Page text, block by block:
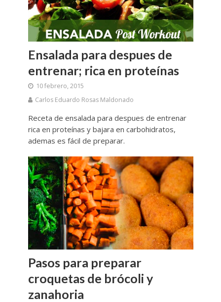
Ensalada para despues de
entrenar; rica en proteínas
10 febrero, 2015
Carlos Eduardo Rosas Maldonado
Receta de ensalada para despues de entrenar
rica en proteínas y bajara en carbohidratos,
ademas es fácil de preparar.
Pasos para preparar
croquetas de brócoli y
zanahoria